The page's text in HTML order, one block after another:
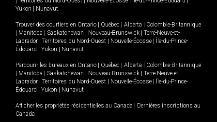
Yukon
Nunavut.
Trouver des courtiers en Ontario Québec Alberta
Colombie-Britannique
Manitoba Saskatchewan Nouveau-Brunswick
Terre-Neuve-et-
Labrador
Territoires du Nord-Ouest Nouvelle-Écosse
Île-du-Prince-
Édouard
Yukon Nunavut
Parcourir les bureaux en Ontario Québec Alberta
Colombie-Britannique
Manitoba Saskatchewan Nouveau-Brunswick
Terre-Neuve-et-
Labrador
Territoires du Nord-Ouest Nouvelle-Écosse
Île-du-Prince-
Édouard
Yukon Nunavut
Afficher les propriétés résidentielles au Canada
Dernières inscriptions au
Canada